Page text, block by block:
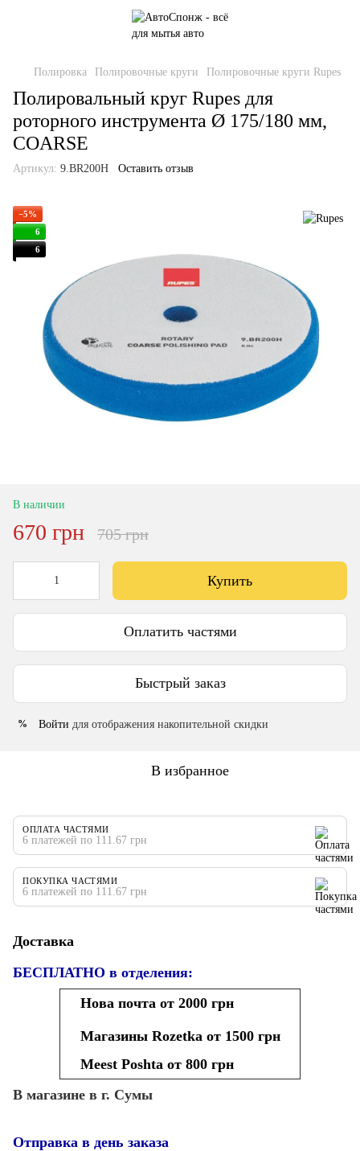
Полировка Полировочные круги Полировочные круги Rupes
Полировальный круг Rupes для
роторного инструмента Ø 175/180 мм,
COARSE
Артикул: 9.BR200H Оставить отзыв
−5%
6
6
В наличии
670 грн 705 грн
Купить
Оплатить частями
Быстрый заказ
% Войти для отображения накопительной скидки
В избранное
ОПЛАТА ЧАСТЯМИ
6 платежей по 111.67 грн
ПОКУПКА ЧАСТЯМИ
6 платежей по 111.67 грн
Доставка
БЕСПЛАТНО в отделения:
Нова почта от 2000 грн
Магазины Rozetka от 1500 грн
Meest Poshta от 800 грн
В магазине в г. Сумы
Отправка в день заказа